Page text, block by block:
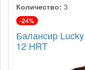
Количество: 3
-24%
Балансир
12 HRT